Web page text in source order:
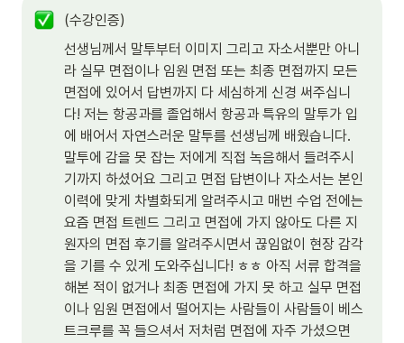
(수강인증)
선생님께서 말투부터 이미지 그리고 자소서뿐만 아니
라 실무 면접이나 임원 면접 또는 최종 면접까지 모든
면접에 있어서 답변까지 다 세심하게 신경 써주십니
다! 저는 항공과를 졸업해서 항공과 특유의 말투가 입
에 배어서 자연스러운 말투를 선생님께 배웠습니다.
말투에 감을 못 잡는 저에게 직접 녹음해서 들려주시
기까지 하셨어요 그리고 면접 답변이나 자소서는 본인
이력에 맞게 차별화되게 알려주시고 매번 수업 전에는
요즘 면접 트렌드 그리고 면접에 가지 않아도 다른 지
원자의 면접 후기를 알려주시면서 끊임없이 현장 감각
을 기를 수 있게 도와주십니다! ㅎㅎ 아직 서류 합격을
해본 적이 없거나 최종 면접에 가지 못 하고 실무 면접
이나 임원 면접에서 떨어지는 사람들이 사람들이 베스
트크루를 꼭 들으셔서 저처럼 면접에 자주 가셨으면